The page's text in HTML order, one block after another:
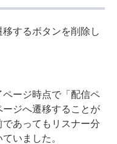
するボタンを削除し
ージ時点で「配信ペ
ジへ遷移することが
あってもリスナー分
いました。